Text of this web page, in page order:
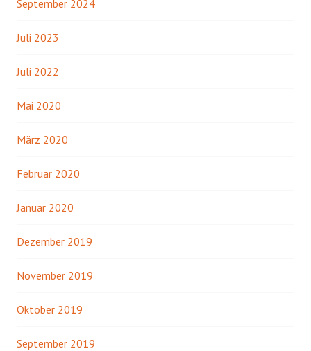
September 2024
Juli 2023
Juli 2022
Mai 2020
März 2020
Februar 2020
Januar 2020
Dezember 2019
November 2019
Oktober 2019
September 2019